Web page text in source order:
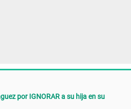
por IGNORAR a su hija en su